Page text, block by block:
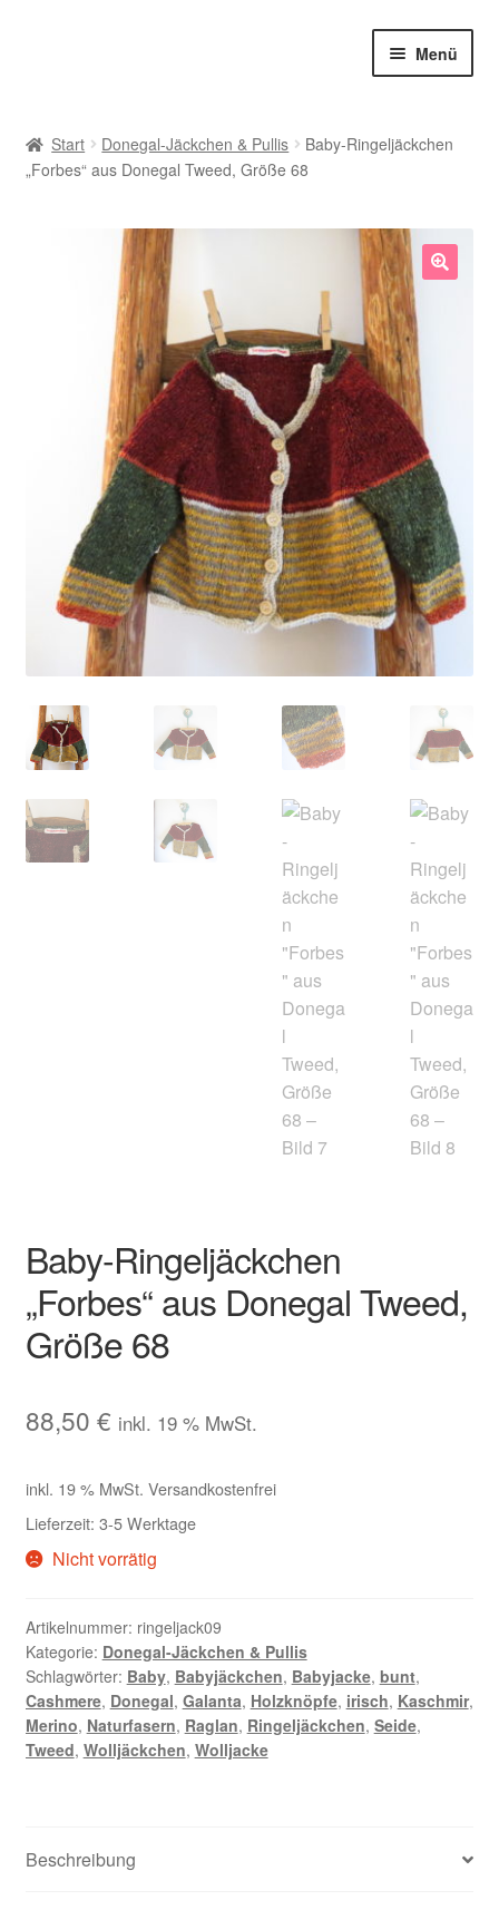
Menü
Babysöckchen
Donegal-Jäckchen & Pullis
Spielhosen & Mützen
Über Strickstrümpfchen
Kontakt
Start Donegal-Jäckchen & Pullis
Baby-Ringeljäckchen
„Forbes“ aus Donegal Tweed, Größe 68
Baby-Ringeljäckchen
„Forbes“ aus Donegal Tweed,
Größe 68
88,50 € inkl. 19 % MwSt.
inkl. 19 % MwSt. Versandkostenfrei
Lieferzeit: 3-5 Werktage
Nicht vorrätig
Artikelnummer: ringeljack09
Kategorie: Donegal-Jäckchen & Pullis
Schlagwörter: Baby, Babyjäckchen, Babyjacke, bunt,
Cashmere, Donegal, Galanta, Holzknöpfe, irisch, Kaschmir,
Merino, Naturfasern, Raglan, Ringeljäckchen, Seide,
Tweed, Wolljäckchen, Wolljacke
Beschreibung